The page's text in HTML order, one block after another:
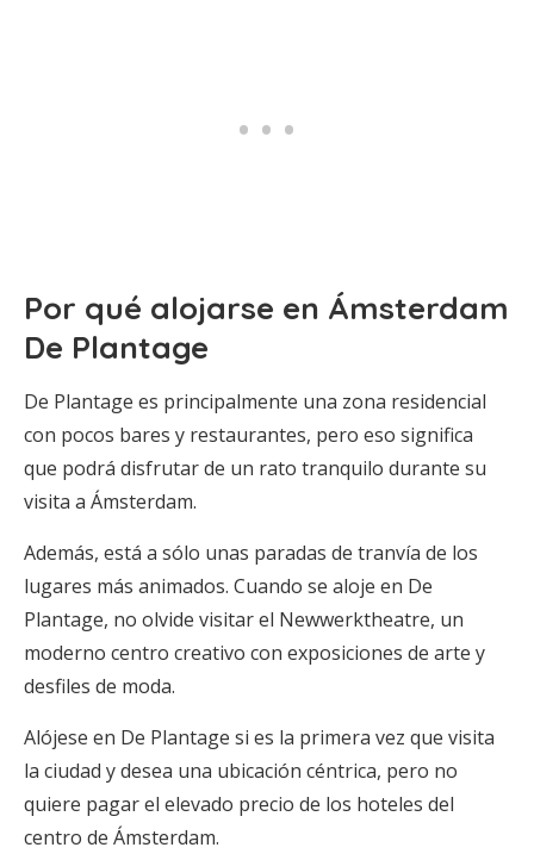
Por qué alojarse en Ámsterdam
De Plantage
De Plantage es principalmente una zona residencial
con pocos bares y restaurantes, pero eso significa
que podrá disfrutar de un rato tranquilo durante su
visita a Ámsterdam.
Además, está a sólo unas paradas de tranvía de los
lugares más animados. Cuando se aloje en De
Plantage, no olvide visitar el Newwerktheatre, un
moderno centro creativo con exposiciones de arte y
desfiles de moda.
Alójese en De Plantage si es la primera vez que visita
la ciudad y desea una ubicación céntrica, pero no
quiere pagar el elevado precio de los hoteles del
centro de Ámsterdam.